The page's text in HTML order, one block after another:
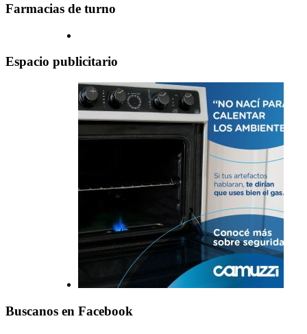
Farmacias de turno
Espacio publicitario
Buscanos en Facebook